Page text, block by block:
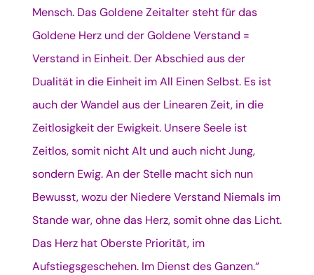
Mensch. Das Goldene Zeitalter steht für das
Goldene Herz und der Goldene Verstand =
Verstand in Einheit. Der Abschied aus der
Dualität in die Einheit im All Einen Selbst. Es ist
auch der Wandel aus der Linearen Zeit, in die
Zeitlosigkeit der Ewigkeit. Unsere Seele ist
Zeitlos, somit nicht Alt und auch nicht Jung,
sondern Ewig. An der Stelle macht sich nun
Bewusst, wozu der Niedere Verstand Niemals im
Stande war, ohne das Herz, somit ohne das Licht.
Das Herz hat Oberste Priorität, im
Aufstiegsgeschehen. Im Dienst des Ganzen.“